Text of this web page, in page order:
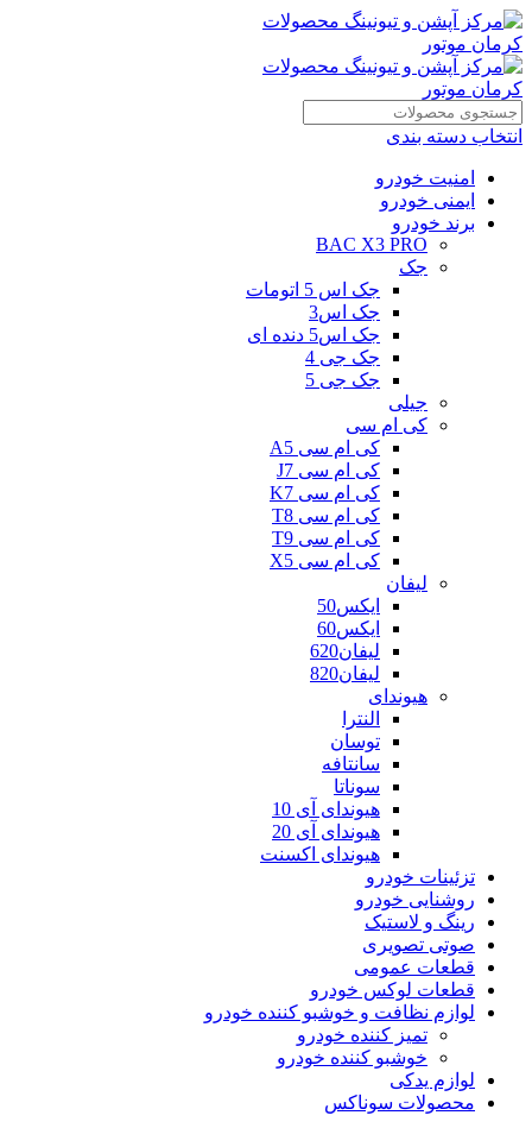
انتخاب دسته بندی
امنیت خودرو
ایمنی خودرو
برند خودرو
BAC X3 PRO
جک
جک اس 5 اتومات
جک اس3
جک اس5 دنده ای
جک جی 4
جک جی 5
جیلی
کی ام سی
کی ام سی A5
کی ام سی J7
کی ام سی K7
کی ام سی T8
کی ام سی T9
کی ام سی X5
لیفان
ایکس50
ایکس60
لیفان620
لیفان820
هیوندای
النترا
توسان
سانتافه
سوناتا
هیوندای آی 10
هیوندای آی 20
هیوندای اکسنت
تزئینات خودرو
روشنایی خودرو
رینگ و لاستیک
صوتی تصویری
قطعات عمومی
قطعات لوکس خودرو
لوازم نظافت و خوشبو کننده خودرو
تمیز کننده خودرو
خوشبو کننده خودرو
لوازم یدکی
محصولات سوناکس